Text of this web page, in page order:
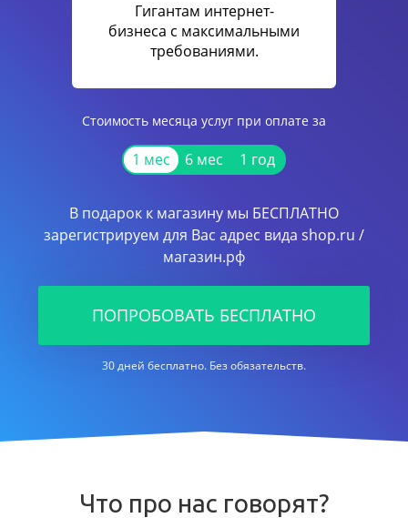
Гигантам интернет-
бизнеса с максимальными
требованиями.
Стоимость месяца услуг при оплате за
1 мес 6 мес 1 год
В подарок к магазину мы БЕСПЛАТНО
зарегистрируем для Вас адрес вида shop.ru /
магазин.рф
ПОПРОБОВАТЬ БЕСПЛАТНО
30 дней бесплатно. Без обязательств.
Что про нас говорят?